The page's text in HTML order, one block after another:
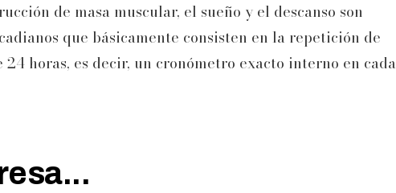
de masa muscular, el sueño y el descanso son
que básicamente consisten en la repetición de
horas, es decir, un cronómetro exacto interno en cada